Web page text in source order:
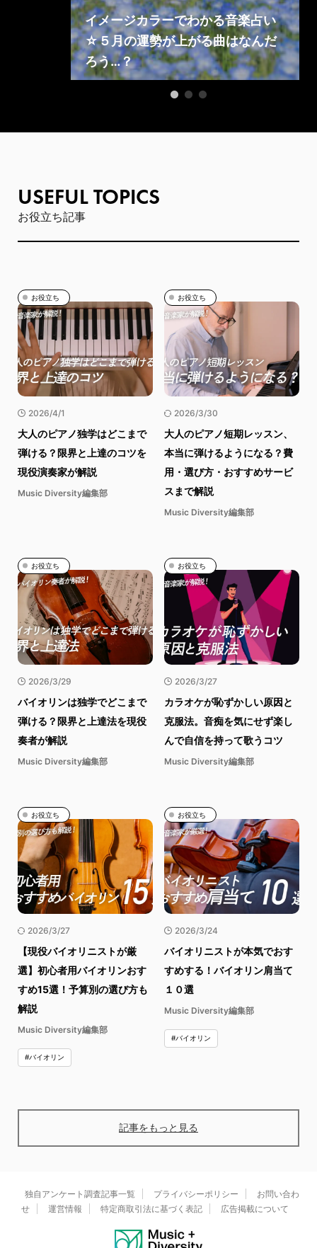
イメージカラーでわかる音楽占い
☆５月の運勢が上がる曲はなんだ
ろう…？
USEFUL TOPICS
お役立ち記事
お役立ち
2026/4/1
大人のピアノ独学はどこまで
弾ける？限界と上達のコツを
現役演奏家が解説
Music Diversity編集部
お役立ち
2026/3/30
大人のピアノ短期レッスン、
本当に弾けるようになる？費
用・選び方・おすすめサービ
スまで解説
Music Diversity編集部
お役立ち
2026/3/29
バイオリンは独学でどこまで
弾ける？限界と上達法を現役
奏者が解説
Music Diversity編集部
お役立ち
2026/3/27
カラオケが恥ずかしい原因と
克服法。音痴を気にせず楽し
んで自信を持って歌うコツ
Music Diversity編集部
お役立ち
2026/3/27
【現役バイオリニストが厳
選】初心者用バイオリンおす
すめ15選！予算別の選び方も
解説
Music Diversity編集部
#バイオリン
お役立ち
2026/3/24
バイオリニストが本気でおす
すめする！バイオリン肩当て
１０選
Music Diversity編集部
#バイオリン
記事をもっと見る
独自アンケート調査記事一覧 プライバシーポリシー
お問い合わ
せ
運営情報 特定商取引法に基づく表記 広告掲載について